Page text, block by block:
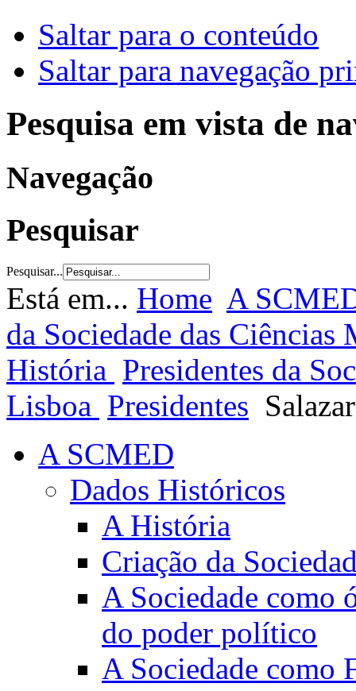
Saltar para o conteúdo
Saltar para navegação
Pesquisa em vista de
Navegação
Pesquisar
Pesquisar...
Está em... Home A
da Sociedade das Ciências
História Presidentes da
Lisboa Presidentes
A SCMED
Dados Históricos
A História
Criação da
A Sociedade como
do poder político
A Sociedade como